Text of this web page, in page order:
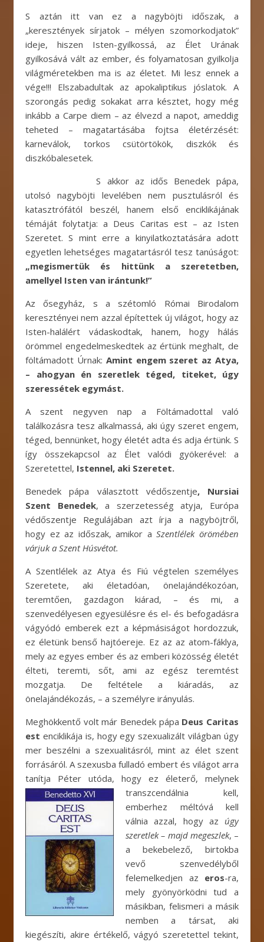
S aztán itt van ez a nagyböjti időszak, a
„keresztények sírjatok – mélyen szomorkodjatok”
ideje, hiszen Isten-gyilkossá, az Élet Urának
gyilkosává vált az ember, és folyamatosan gyilkolja
világméretekben ma is az életet. Mi lesz ennek a
vége!!! Elszabadultak az apokaliptikus jóslatok. A
szorongás pedig sokakat arra késztet, hogy még
inkább a Carpe diem – az élvezd a napot, ameddig
teheted – magatartásába fojtsa életérzését:
karneválok, torkos csütörtökök, diszkók és
diszkóbalesetek.
S akkor az idős Benedek pápa,
utolsó nagyböjti levelében nem pusztulásról és
katasztrófától beszél, hanem első enciklikájának
témáját folytatja: a Deus Caritas est – az Isten
Szeretet. S mint erre a kinyilatkoztatására adott
egyetlen lehetséges magatartásról tesz tanúságot:
„megismertük és hittünk a szeretetben,
amellyel Isten van irántunk!”
Az ősegyház, s a szétomló Római Birodalom
keresztényei nem azzal építettek új világot, hogy az
Isten-halálért vádaskodtak, hanem, hogy hálás
örömmel engedelmeskedtek az értünk meghalt, de
föltámadott Úrnak: Amint engem szeret az Atya,
– ahogyan én szeretlek téged, titeket, úgy
szeressétek egymást.
A szent negyven nap a Föltámadottal való
találkozásra tesz alkalmassá, aki úgy szeret engem,
téged, bennünket, hogy életét adta és adja értünk. S
így összekapcsol az Élet valódi gyökerével: a
Szeretettel, Istennel, aki Szeretet.
Benedek pápa választott védőszentje, Nursiai
Szent Benedek, a szerzetesség atyja, Európa
védőszentje Regulájában azt írja a nagyböjtről,
hogy ez az időszak, amikor aSzentlélek örömében
várjuk a Szent Húsvétot.
A Szentlélek az Atya és Fiú végtelen személyes
Szeretete, aki életadóan, önelajándékozóan,
teremtően, gazdagon kiárad, – és mi, a
szenvedélyesen egyesülésre és el- és befogadásra
vágyódó emberek ezt a képmásiságot hordozzuk,
ez életünk benső hajtóereje. Ez az az atom-fáklya,
mely az egyes ember és az emberi közösség életét
élteti, teremti, sőt, ami az egész teremtést
mozgatja. De feltétele a kiáradás, az
önelajándékozás, – a személyre irányulás.
Meghökkentő volt már Benedek pápa Deus Caritas
est enciklikája is, hogy egy szexualizált világban úgy
mer beszélni a szexualitásról, mint az élet szent
forrásáról. A szexusba fulladó embert és világot arra
tanítja Péter utóda, hogy ez életerő, melynek
transzcendálnia kell,
emberhez méltóvá kell
válnia azzal, hogy az úgy
szeretlek – majd megeszlek, –
a bekebelező, birtokba
vevő szenvedélyből
felemelkedjen az eros-ra,
mely gyönyörködni tud a
másikban, felismeri a másik
nemben a társat, aki
kiegészíti, akire értékelő, vágyó szeretettel tekint,